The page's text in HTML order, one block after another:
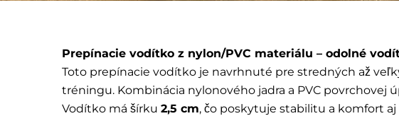
Prepínacie vodítko z nylon/PVC materiálu – odolné
Toto prepínacie vodítko je navrhnuté pre stredných až
tréningu. Kombinácia nylonového jadra a PVC povrchovej
Vodítko má šírku 2,5 cm, čo poskytuje stabilitu a komfort